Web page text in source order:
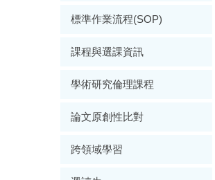
標準作業流程(SOP)
課程與選課資訊
學術研究倫理課程
論文原創性比對
跨領域學習